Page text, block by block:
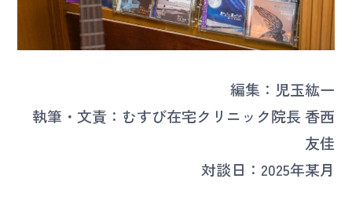
編集：児玉紘一
執筆・文責：むすび在宅クリニック院長 香西
友佳
対談日：2025年某月